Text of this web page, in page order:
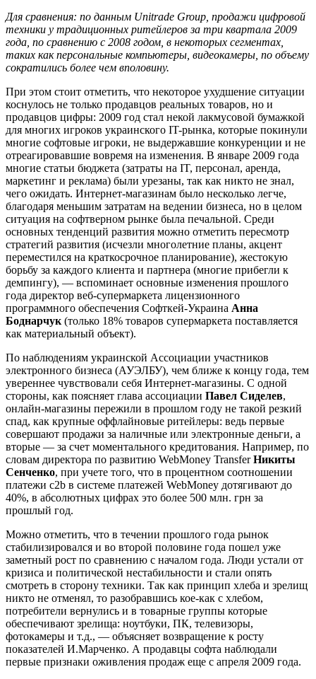
Для сравнения: по данным Unitrade Group , продажи цифровой
техники у традиционных ритейлеров за три квартала 2009
года, по сравнению с 2008 годом, в некоторых сегментах,
таких как персональные компьютеры, видеокамеры, по объему
сократились более чем вполовину.
При этом стоит отметить, что некоторое ухудшение ситуации
коснулось не только продавцов реальных товаров, но и
продавцов цифры: 2009 год стал некой лакмусовой бумажкой
для многих игроков украинского IT-рынка, которые покинули
многие софтовые игроки, не выдержавшие конкуренции и не
отреагировавшие вовремя на изменения. В январе 2009 года
многие статьи бюджета (затраты на IT, персонал, аренда,
маркетинг и реклама) были урезаны, так как никто не знал,
чего ожидать. Интернет-магазинам было несколько легче,
благодаря меньшим затратам на ведении бизнеса, но в целом
ситуация на софтверном рынке была печальной. Среди
основных тенденций развития можно отметить пересмотр
стратегий развития (исчезли многолетние планы, акцент
переместился на краткосрочное планирование), жестокую
борьбу за каждого клиента и партнера (многие прибегли к
демпингу), — вспоминает основные изменения прошлого
года директор веб-супермаркета лицензионного
программного обеспечения Софткей-Украина Анна
Боднарчук (только 18% товаров супермаркета поставляется
как материальный объект).
По наблюдениям украинской Ассоциации участников
электронного бизнеса (АУЭЛБУ), чем ближе к концу года, тем
увереннее чувствовали себя Интернет-магазины. С одной
стороны, как поясняет глава ассоциации Павел Сиделев,
онлайн-магазины пережили в прошлом году не такой резкий
спад, как крупные оффлайновые ритейлеры: ведь первые
совершают продажи за наличные или электронные деньги, а
вторые — за счет моментального кредитования. Например, по
словам директора по развитию WebMoney TransferНикиты
Сенченко, при учете того, что в процентном соотношении
платежи c2b в системе платежей WebMoney дотягивают до
40%, в абсолютных цифрах это более 500 млн. грн за
прошлый год.
Можно отметить, что в течении прошлого года рынок
стабилизировался и во второй половине года пошел уже
заметный рост по сравнению с началом года. Люди устали от
кризиса и политической нестабильности и стали опять
смотреть в сторону техники. Так как принцип хлеба и зрелищ
никто не отменял, то разобравшись кое-как с хлебом,
потребители вернулись и в товарные группы которые
обеспечивают зрелища: ноутбуки, ПК, телевизоры,
фотокамеры и т.д., — объясняет возвращение к росту
показателей И.Марченко. А продавцы софта наблюдали
первые признаки оживления продаж еще с апреля 2009 года.